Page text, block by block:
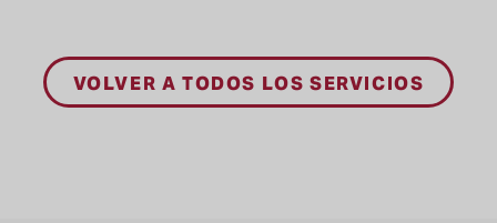
VOLVER A TODOS LOS SERVICIOS